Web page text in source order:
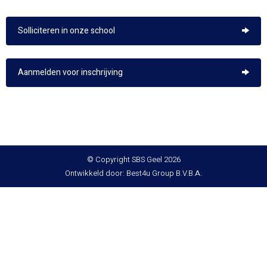
Solliciteren in onze school
Aanmelden voor inschrijving
© Copyright SBS Geel 2026
Ontwikkeld door: Best4u Group B.V.B.A.